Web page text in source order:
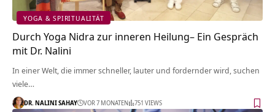
YOGA & SPIRITUALITÄT
Durch Yoga Nidra zur inneren Heilung– Ein Gespräch
mit Dr. Nalini
In einer Welt, die immer schneller, lauter und fordernder wird, suchen
viele…
DR. NALINI SAHAY VOR 7 MONATEN 751 VIEWS